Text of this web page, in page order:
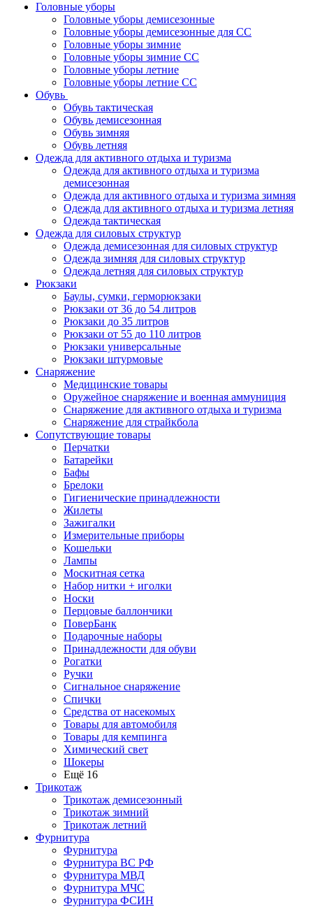
Головные уборы
Головные уборы демисезонные
Головные уборы демисезонные для СС
Головные уборы зимние
Головные уборы зимние СС
Головные уборы летние
Головные уборы летние СС
Обувь
Обувь тактическая
Обувь демисезонная
Обувь зимняя
Обувь летняя
Одежда для активного отдыха и туризма
Одежда для активного отдыха и туризма
демисезонная
Одежда для активного отдыха и туризма зимняя
Одежда для активного отдыха и туризма летняя
Одежда тактическая
Одежда для силовых структур
Одежда демисезонная для силовых структур
Одежда зимняя для силовых структур
Одежда летняя для силовых структур
Рюкзаки
Баулы, сумки, герморюкзаки
Рюкзаки от 36 до 54 литров
Рюкзаки до 35 литров
Рюкзаки от 55 до 110 литров
Рюкзаки универсальные
Рюкзаки штурмовые
Снаряжение
Медицинские товары
Оружейное снаряжение и военная аммуниция
Снаряжение для активного отдыха и туризма
Снаряжение для страйкбола
Сопутствующие товары
Перчатки
Батарейки
Бафы
Брелоки
Гигиенические принадлежности
Жилеты
Зажигалки
Измерительные приборы
Кошельки
Лампы
Москитная сетка
Набор нитки + иголки
Носки
Перцовые баллончики
ПоверБанк
Подарочные наборы
Принадлежности для обуви
Рогатки
Ручки
Сигнальное снаряжение
Спички
Средства от насекомых
Товары для автомобиля
Товары для кемпинга
Химический свет
Шокеры
Ещё 16
Трикотаж
Трикотаж демисезонный
Трикотаж зимний
Трикотаж летний
Фурнитура
Фурнитура
Фурнитура ВС РФ
Фурнитура МВД
Фурнитура МЧС
Фурнитура ФСИН